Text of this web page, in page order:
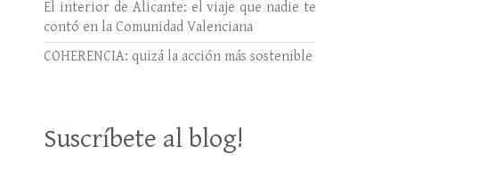
El interior de Alicante: el viaje que nadie te
contó en la Comunidad Valenciana
COHERENCIA: quizá la acción más sostenible
Suscríbete al blog!